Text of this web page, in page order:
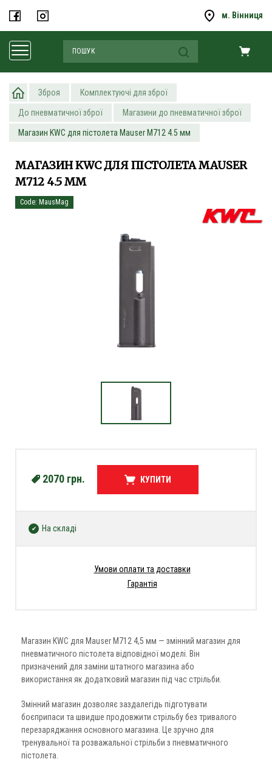
м. Вінниця
Зброя Комплектуючі для зброї
До пневматичної зброї Магазини до пневматичної зброї
Магазин KWC для пістолета Mauser M712 4.5 мм
МАГАЗИН KWC ДЛЯ ПІСТОЛЕТА MAUSER
M712 4.5 ММ
Code: MausMag
Магазин KWC для Mauser M712 4,5 мм — змінний магазин для
пневматичного пістолета відповідної моделі. Він
призначений для заміни штатного магазина або
використання як додатковий магазин під час стрільби.
Змінний магазин дозволяє заздалегідь підготувати
боєприпаси та швидше продовжити стрільбу без тривалого
перезаряджання основного магазина. Це зручно для
тренувальної та розважальної стрільби з пневматичного
пістолета.
2070 грн. КУПИТИ
На складі
Умови оплати та доставки
Гарантія